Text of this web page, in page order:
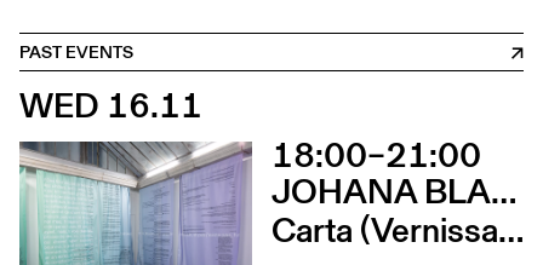
PAST EVENTS
WED 16.11
18:00–21:00
JOHANA BLANC ET SIMONE HOLLIGER
Carta (Vernissage)